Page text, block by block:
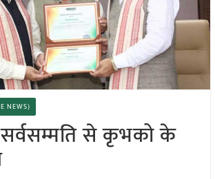
NEWS)
सर्वसम्मति से कृभको के